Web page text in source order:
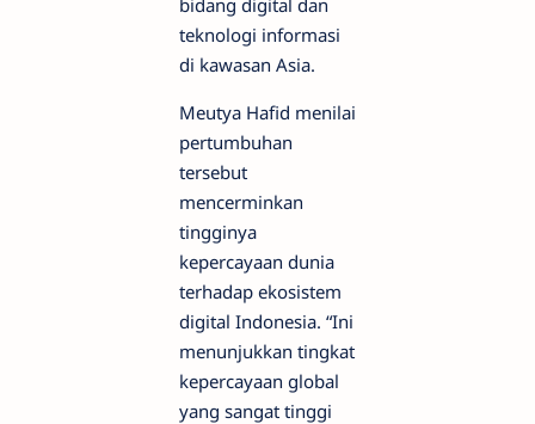
teknologi informasi
di kawasan Asia.
Meutya Hafid menilai
pertumbuhan
tersebut
mencerminkan
tingginya
kepercayaan dunia
terhadap ekosistem
digital Indonesia. “Ini
menunjukkan tingkat
kepercayaan global
yang sangat tinggi